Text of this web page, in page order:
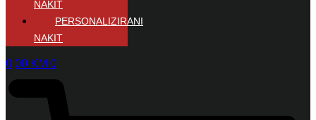
NAKIT
PERSONALIZIRANI
NAKIT
0,00 KM 0